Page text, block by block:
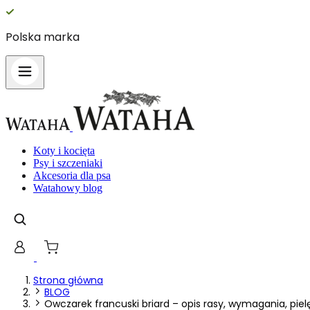
Polska marka
Koty i kocięta
Psy i szczeniaki
Akcesoria dla psa
Watahowy blog
Strona główna
BLOG
Owczarek francuski briard – opis rasy, wymagania,